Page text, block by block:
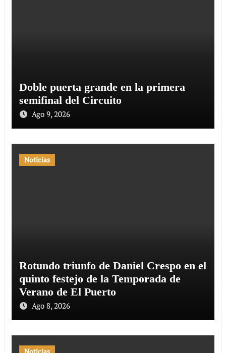
Doble puerta grande en la primera
semifinal del Circuito
Ago 9, 2026
Noticias
Rotundo triunfo de Daniel Crespo en el
quinto festejo de la Temporada de
Verano de El Puerto
Ago 8, 2026